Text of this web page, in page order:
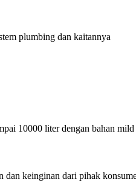
plumbing dan kaitannya
10000 liter dengan bahan mild
dan keinginan dari pihak